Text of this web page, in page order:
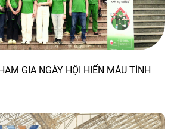
GIA NGÀY HỘI HIẾN MÁU TÌNH